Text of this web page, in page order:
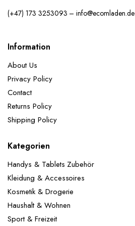
(+47) 173 3253093 – info@ecomladen.de
Information
About Us
Privacy Policy
Contact
Returns Policy
Shipping Policy
Kategorien
Handys & Tablets Zubehör
Kleidung & Accessoires
Kosmetik & Drogerie
Haushalt & Wohnen
Sport & Freizeit